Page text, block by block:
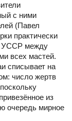
с ними
(Павел
практически
УССР между
всех мастей.
списывает на
число жертв
из
очередь мирное